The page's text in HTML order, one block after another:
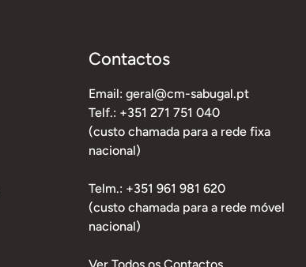
Contactos
Email: geral@cm-sabugal.pt
Telf.: +351 271 751 040
(custo chamada para a rede fixa
nacional)
Telm.: +351 961 981 620
(custo chamada para a rede móvel
nacional)